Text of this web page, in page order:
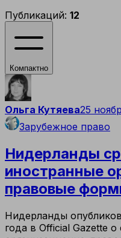
Публикаций: 12
Компактно
Ольга Кутяева25
Зарубежное право
Нидерланды
иностранные
правовые
Нидерланды
года в Official Gazette